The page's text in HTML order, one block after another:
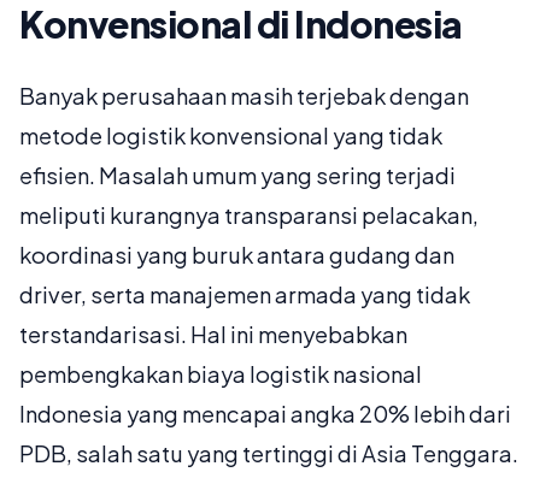
Konvensional di Indonesia
Banyak perusahaan masih terjebak dengan
metode logistik konvensional yang tidak
efisien. Masalah umum yang sering terjadi
meliputi kurangnya transparansi pelacakan,
koordinasi yang buruk antara gudang dan
driver, serta manajemen armada yang tidak
terstandarisasi. Hal ini menyebabkan
pembengkakan biaya logistik nasional
Indonesia yang mencapai angka 20% lebih dari
PDB, salah satu yang tertinggi di Asia Tenggara.